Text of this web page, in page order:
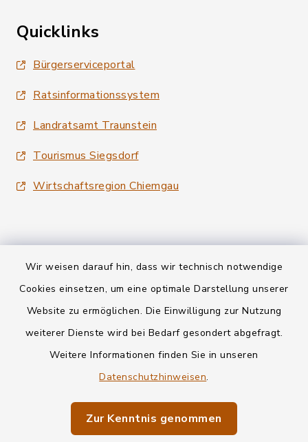
Wir weisen darauf hin, dass wir technisch notwendige
Cookies einsetzen, um eine optimale Darstellung unserer
Website zu ermöglichen. Die Einwilligung zur Nutzung
weiterer Dienste wird bei Bedarf gesondert abgefragt.
Weitere Informationen finden Sie in unseren
Datenschutzhinweisen.
Zur Kenntnis genommen
Quicklinks
Bürgerserviceportal
Ratsinformationssystem
Landratsamt Traunstein
Tourismus Siegsdorf
Wirtschaftsregion Chiemgau
Kontakt
Informationspflichten
Impressum